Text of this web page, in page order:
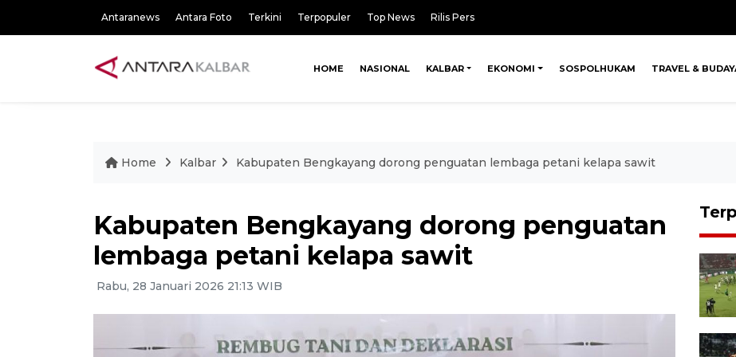
Antaranews Antara Foto Terkini Terpopuler Top News Rilis Pers
HOME NASIONAL KALBAR EKONOMI SOSPOLHUKAM TRAVEL &
Home Kalbar Kabupaten Bengkayang dorong penguatan lembaga petani kelapa sawit
Kabupaten Bengkayang dorong penguatan
lembaga petani kelapa sawit
Rabu, 28 Januari 2026 21:13 WIB